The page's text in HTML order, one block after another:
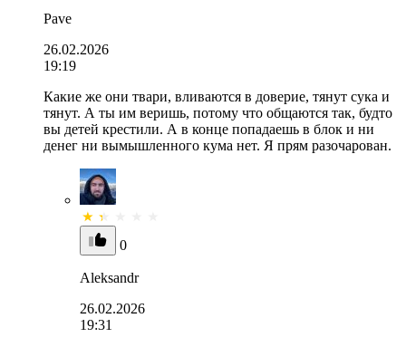
Pave
26.02.2026
19:19
Какие же они твари, вливаются в доверие, тянут сука и
тянут. А ты им веришь, потому что общаются так, будто
вы детей крестили. А в конце попадаешь в блок и ни
денег ни вымышленного кума нет. Я прям разочарован.
0
Aleksandr
26.02.2026
19:31